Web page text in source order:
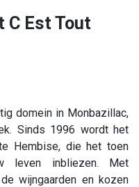
C Est Tout
domein in Monbazillac,
Sinds 1996 wordt het
Hembise, die het toen
leven inbliezen. Met
wijngaarden en kozen